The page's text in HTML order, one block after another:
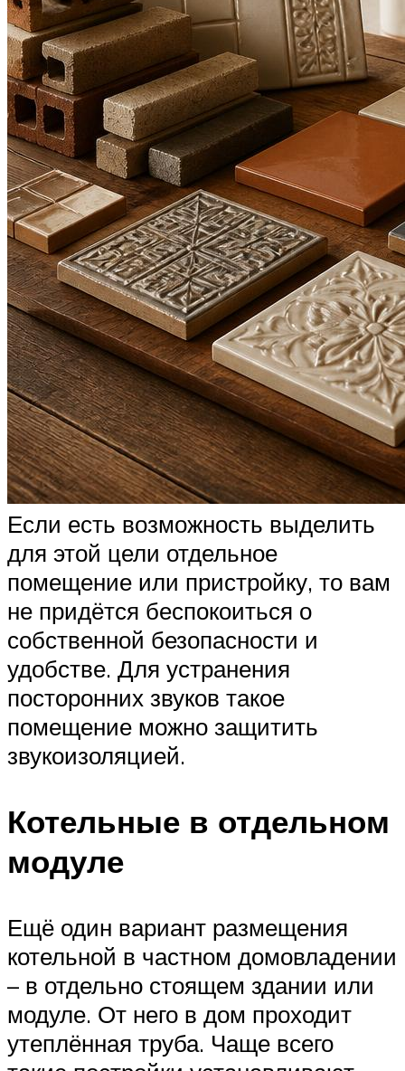
Если есть возможность выделить
для этой цели отдельное
помещение или пристройку, то вам
не придётся беспокоиться о
собственной безопасности и
удобстве. Для устранения
посторонних звуков такое
помещение можно защитить
звукоизоляцией.
Котельные в отдельном
модуле
Ещё один вариант размещения
котельной в частном домовладении
– в отдельно стоящем здании или
модуле. От него в дом проходит
утеплённая труба. Чаще всего